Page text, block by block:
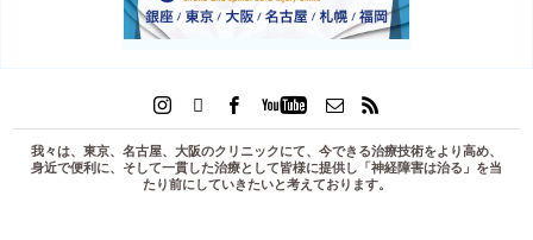
我々は、東京、名古屋、大阪のクリニックにて、今できる治療技術をより高め、
身近で便利に、そして一貫した治療として皆様に提供し「神経障害は治る 」を当
たり前にしていきたいと考えております。